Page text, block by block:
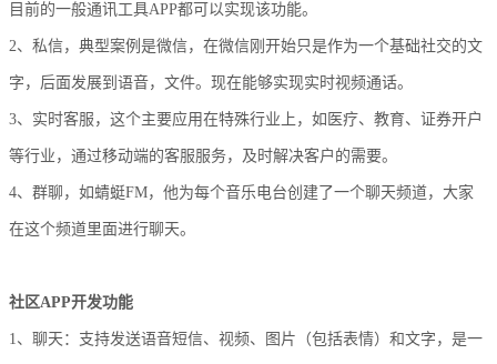
目前的一般通讯工具APP都可以实现该功能。
2、私信，典型案例是微信，在微信刚开始只是作为一个基础社交的文
字，后面发展到语音，文件。现在能够实现实时视频通话。
3、实时客服，这个主要应用在特殊行业上，如医疗、教育、证券开户
等行业，通过移动端的客服服务，及时解决客户的需要。
4、群聊，如蜻蜓FM，他为每个音乐电台创建了一个聊天频道，大家
在这个频道里面进行聊天。
社区APP开发功能
1、聊天：支持发送语音短信、视频、图片（包括表情）和文字，是一